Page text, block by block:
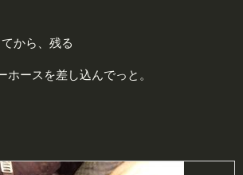
から、残る
ホースを差し込んでっと。